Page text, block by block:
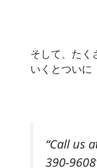
そして、たく
いくとついに
“Call us
390-